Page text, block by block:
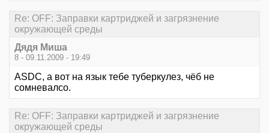
Re: OFF: Заправки картриджей и загрязнение
окружающей среды
Дядя Миша
8 - 09.11.2009 - 19:49
ASDC, а вот на язык тебе туберкулез, чёб не
сомневалсо.
Re: OFF: Заправки картриджей и загрязнение
окружающей среды